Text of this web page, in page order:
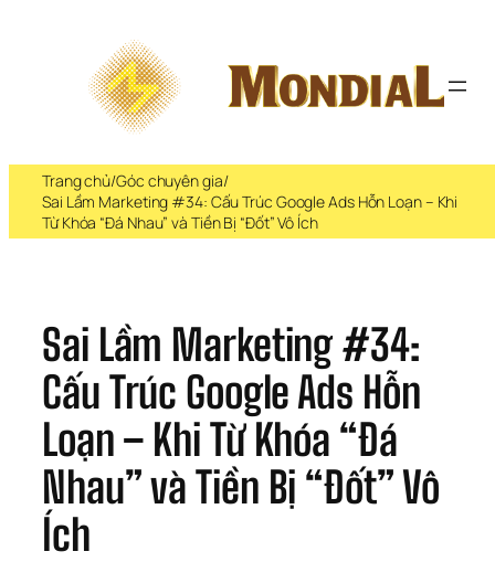
Trang chủ/Góc chuyên gia/
Sai Lầm Marketing #34: Cấu Trúc Google Ads Hỗn Loạn – Khi
Từ Khóa “Đá Nhau” và Tiền Bị “Đốt” Vô Ích
Sai Lầm Marketing #34:
Cấu Trúc Google Ads Hỗn
Loạn – Khi Từ Khóa “Đá
Nhau” và Tiền Bị “Đốt” Vô
Ích